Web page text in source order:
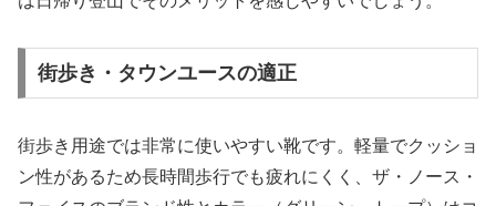
街歩き・タウンユースの適正
街歩き用途では非常に使いやすい靴です。軽量でクッショ
ン性があるため長時間歩行でも疲れにくく、ザ・ノース・